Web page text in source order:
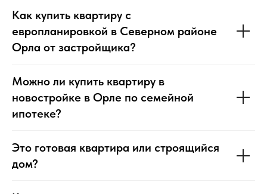
Как купить квартиру с
европланировкой в Северном районе
Орла от застройщика?
Можно ли купить квартиру в
новостройке в Орле по семейной
ипотеке?
Это готовая квартира или строящийся
дом?